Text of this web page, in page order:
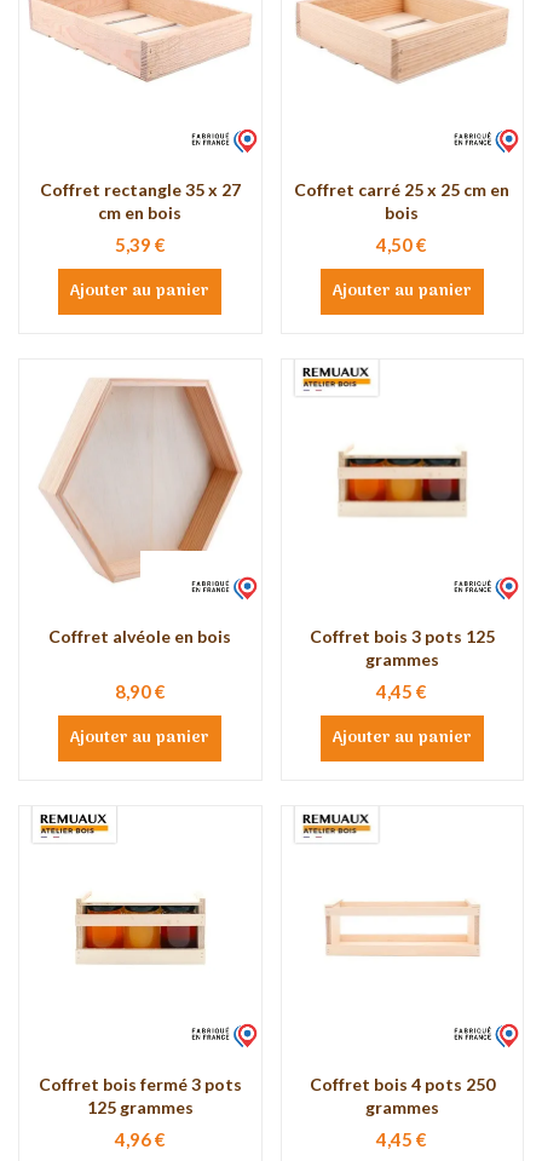
Coffret rectangle 35 x 27
cm en bois
5,39 €
Ajouter au panier
Coffret carré 25 x 25 cm en
bois
4,50 €
Ajouter au panier
Coffret alvéole en bois
8,90 €
Ajouter au panier
Coffret bois 3 pots 125
grammes
4,45 €
Ajouter au panier
Coffret bois fermé 3 pots
125 grammes
4,96 €
Coffret bois 4 pots 250
grammes
4,45 €